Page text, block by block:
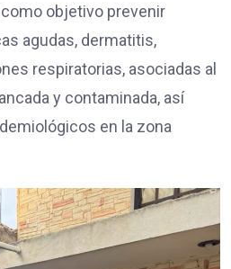
objetivo prevenir
agudas, dermatitis,
respiratorias, asociadas al
y contaminada, así
en la zona